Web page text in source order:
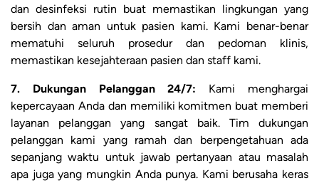
dan desinfeksi rutin buat memastikan lingkungan yang
bersih dan aman untuk pasien kami. Kami benar-benar
mematuhi seluruh prosedur dan pedoman klinis,
memastikan kesejahteraan pasien dan staff kami.
7. Dukungan Pelanggan 24/7: Kami menghargai
kepercayaan Anda dan memiliki komitmen buat memberi
layanan pelanggan yang sangat baik. Tim dukungan
pelanggan kami yang ramah dan berpengetahuan ada
sepanjang waktu untuk jawab pertanyaan atau masalah
apa juga yang mungkin Anda punya. Kami berusaha keras